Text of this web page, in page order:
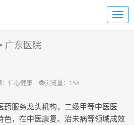
广东医院
：仁心健康 浏览量：1 58
药服务龙头机构，二级甲等中医医
色，在中医康复、治未病等领域成效